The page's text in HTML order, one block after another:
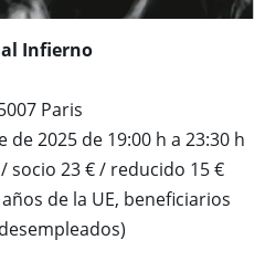
Infierno
Paris
2025 de 19:00 h a 23:30 h
socio 23 € / reducido 15 €
de la UE, beneficiarios